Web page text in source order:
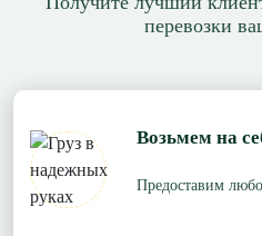
перевозки
Возьмем на
Предоставим